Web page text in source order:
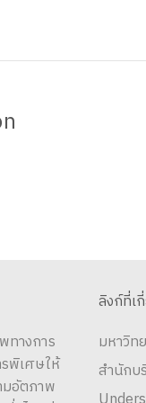
างการ
พิเศษให้
อัตภาพ
ลิงก์ที่เ
มหาวิท
สำนักบ